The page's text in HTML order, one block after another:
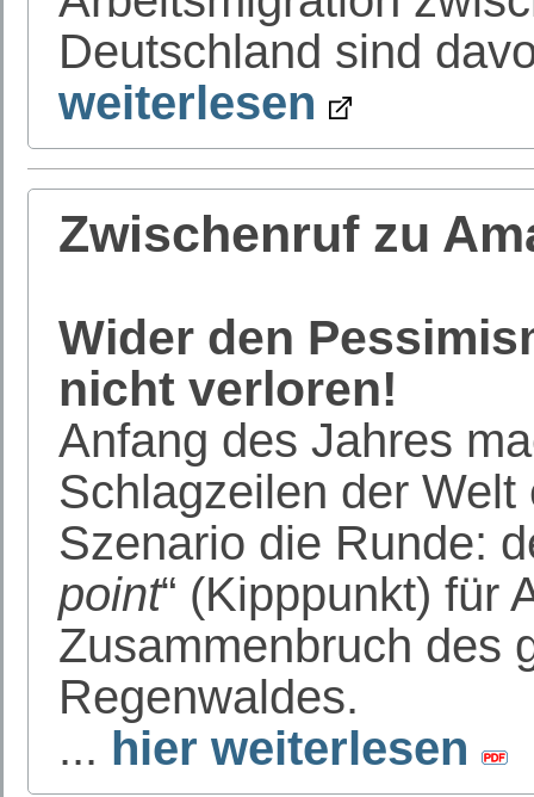
Deutschland sind
weiterlesen
Zwischenruf zu
Wider den
nicht verloren!
Anfang des Jahres
Schlagzeilen der
Szenario die Runde:
point“ (Kipppunkt) für
Zusammenbruch des
Regenwaldes.
... hier weiterlesen